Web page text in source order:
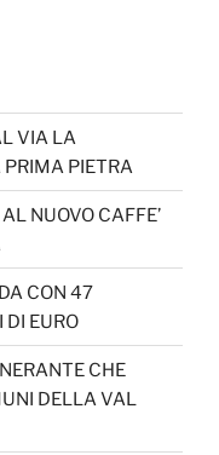
VIA LA
PRIMA PIETRA
NUOVO CAFFE’
CON 47
DI EURO
CHE
DELLA VAL